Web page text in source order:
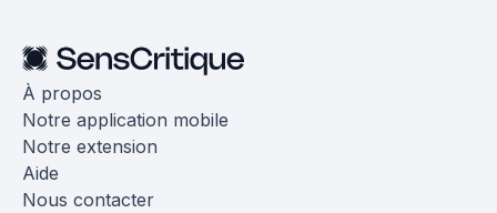
À propos
Notre application mobile
Notre extension
Aide
Nous contacter